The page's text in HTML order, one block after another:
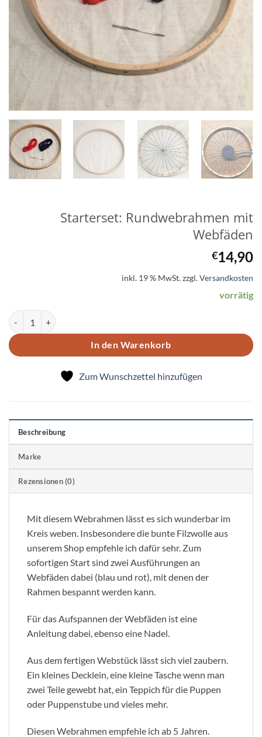
Starterset: Rundwebrahmen mit
Webfäden
€14,90
inkl. 19 % MwSt.zzgl.Versandkosten
vorrätig
Starterset: Rundwebrahmen mit Webfäden Menge
In den Warenkorb
Zum Wunschzettel hinzufügen
Beschreibung
Marke
Rezensionen (0)
Mit diesem Webrahmen lässt es sich wunderbar im
Kreis weben. Insbesondere die bunte Filzwolle aus
unserem Shop empfehle ich dafür sehr. Zum
sofortigen Start sind zwei Ausführungen an
Webfäden dabei (blau und rot), mit denen der
Rahmen bespannt werden kann.
Für das Aufspannen der Webfäden ist eine
Anleitung dabei, ebenso eine Nadel.
Aus dem fertigen Webstück lässt sich viel zaubern.
Ein kleines Decklein, eine kleine Tasche wenn man
zwei Teile gewebt hat, ein Teppich für die Puppen
oder Puppenstube und vieles mehr.
Diesen Webrahmen empfehle ich ab 5 Jahren.